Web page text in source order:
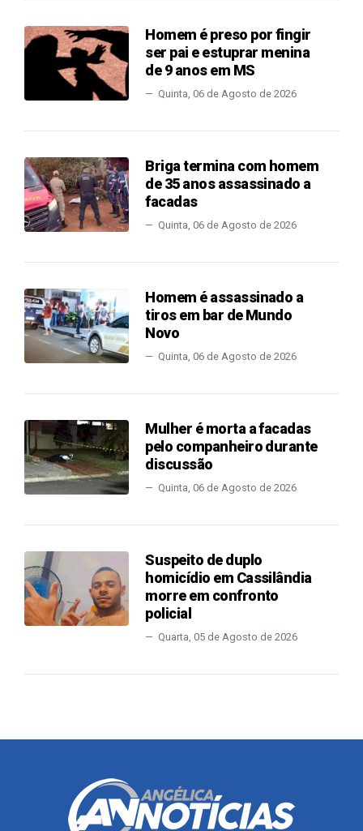
Homem é preso por fingir
ser pai e estuprar menina
de 9 anos em MS
Quinta, 06 de Agosto de 2026
Briga termina com homem
de 35 anos assassinado a
facadas
Quinta, 06 de Agosto de 2026
Homem é assassinado a
tiros em bar de Mundo
Novo
Quinta, 06 de Agosto de 2026
Mulher é morta a facadas
pelo companheiro durante
discussão
Quinta, 06 de Agosto de 2026
Suspeito de duplo
homicídio em Cassilândia
morre em confronto
policial
Quarta, 05 de Agosto de 2026